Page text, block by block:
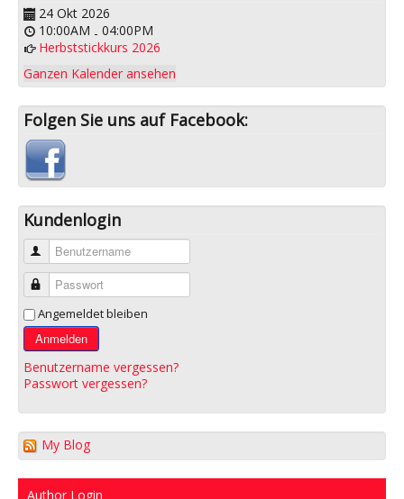
24 Okt 2026
10:00AM - 04:00PM
Herbststickkurs 2026
Ganzen Kalender ansehen
Folgen Sie uns auf Facebook:
Kundenlogin
Benutzername
Passwort
Angemeldet bleiben
Anmelden
Benutzername vergessen?
Passwort vergessen?
My Blog
Author Login